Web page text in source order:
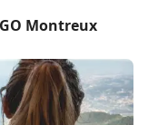
Montreux